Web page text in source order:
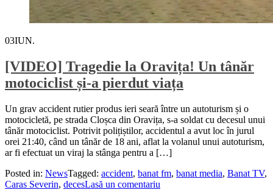
03IUN.
[VIDEO] Tragedie la Oravița! Un tânăr
motociclist și-a pierdut viața
Un grav accident rutier produs ieri seară între un autoturism și o
motocicletă, pe strada Cloșca din Oravița, s-a soldat cu decesul unui
tânăr motociclist. Potrivit polițiștilor, accidentul a avut loc în jurul
orei 21:40, când un tânăr de 18 ani, aflat la volanul unui autoturism,
ar fi efectuat un viraj la stânga pentru a […]
Posted in: NewsTagged: accident, banat fm, banat media, Banat TV,
Caras Severin, decesLasă un comentariu